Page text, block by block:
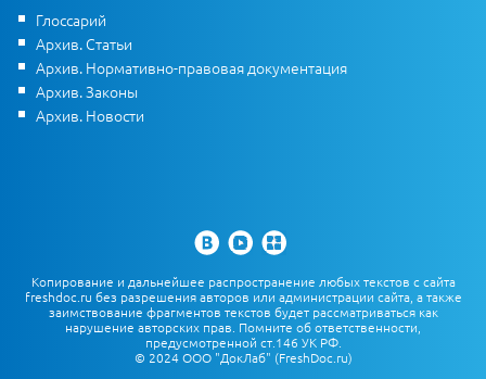
Глоссарий
Архив. Статьи
Архив. Нормативно-правовая документация
Архив. Законы
Архив. Новости
Копирование и дальнейшее распространение любых текстов с сайта
freshdoc.ru без разрешения авторов или администрации сайта, а также
заимствование фрагментов текстов будет рассматриваться как
нарушение авторских прав. Помните об ответственности,
предусмотренной ст.146 УК РФ.
© 2024 ООО "ДокЛаб" (FreshDoc.ru)